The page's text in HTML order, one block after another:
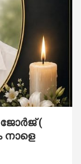
ജോ​ർ​ജ് (
നാളെ